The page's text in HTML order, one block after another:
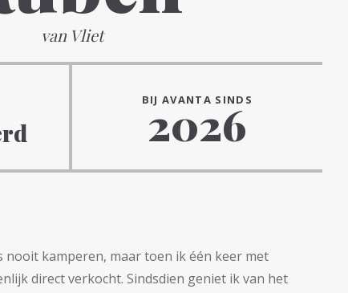
van Vliet
BIJ AVANTA SINDS
2026
kamperen, maar toen ik één keer met
direct verkocht. Sindsdien geniet ik van het